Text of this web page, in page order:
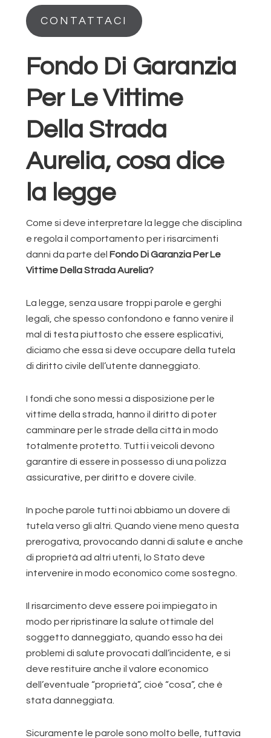
CONTATTACI
Fondo Di Garanzia
Per Le Vittime
Della Strada
Aurelia, cosa dice
la legge
Come si deve interpretare la legge che disciplina
e regola il comportamento per i risarcimenti
danni da parte del Fondo Di Garanzia Per Le
Vittime Della Strada Aurelia?
La legge, senza usare troppi parole e gerghi
legali, che spesso confondono e fanno venire il
mal di testa piuttosto che essere esplicativi,
diciamo che essa si deve occupare della tutela
di diritto civile dell’utente danneggiato.
I fondi che sono messi a disposizione per le
vittime della strada, hanno il diritto di poter
camminare per le strade della città in modo
totalmente protetto. Tutti i veicoli devono
garantire di essere in possesso di una polizza
assicurative, per diritto e dovere civile.
In poche parole tutti noi abbiamo un dovere di
tutela verso gli altri. Quando viene meno questa
prerogativa, provocando danni di salute e anche
di proprietà ad altri utenti, lo Stato deve
intervenire in modo economico come sostegno.
Il risarcimento deve essere poi impiegato in
modo per ripristinare la salute ottimale del
soggetto danneggiato, quando esso ha dei
problemi di salute provocati dall’incidente, e si
deve restituire anche il valore economico
dell’eventuale “proprietà”, cioè “cosa”, che è
stata danneggiata.
Sicuramente le parole sono molto belle, tuttavia